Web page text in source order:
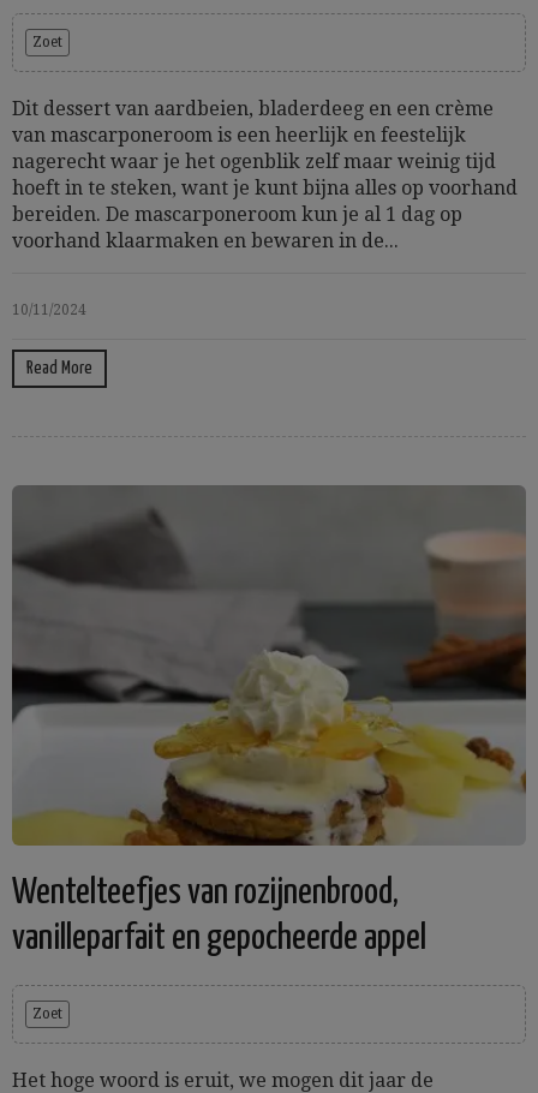
Zoet
Dit dessert van aardbeien, bladerdeeg en een crème
van mascarponeroom is een heerlijk en feestelijk
nagerecht waar je het ogenblik zelf maar weinig tijd
hoeft in te steken, want je kunt bijna alles op voorhand
bereiden. De mascarponeroom kun je al 1 dag op
voorhand klaarmaken en bewaren in de...
10/11/2024
Read More
Wentelteefjes van rozijnenbrood,
vanilleparfait en gepocheerde appel
Zoet
Het hoge woord is eruit, we mogen dit jaar de